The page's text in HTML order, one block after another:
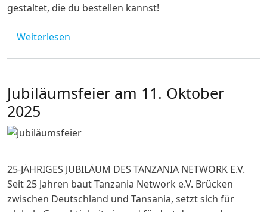
gestaltet, die du bestellen kannst!
Weiterlesen
Jubiläumsfeier am 11. Oktober
2025
25-JÄHRIGES JUBILÄUM DES TANZANIA NETWORK E.V.
Seit 25 Jahren baut Tanzania Network e.V. Brücken
zwischen Deutschland und Tansania, setzt sich für